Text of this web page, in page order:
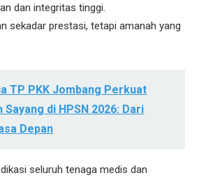
dan integritas tinggi.
sekadar prestasi, tetapi amanah yang
TP PKK Jombang Perkuat
Sayang di HPSN 2026: Dari
Depan
seluruh tenaga medis dan